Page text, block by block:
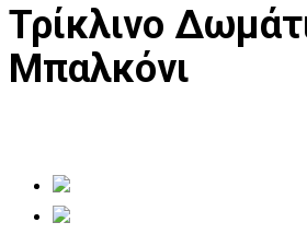
Τρίκλινο
Μπαλκόνι